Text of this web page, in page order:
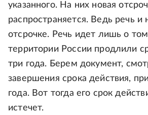
указанного. На них новая
распространяется. Ведь речь и
отсрочке. Речь идет лишь о
территории России продлили
три года. Берем документ,
завершения срока действия,
года. Вот тогда его срок
истечет.